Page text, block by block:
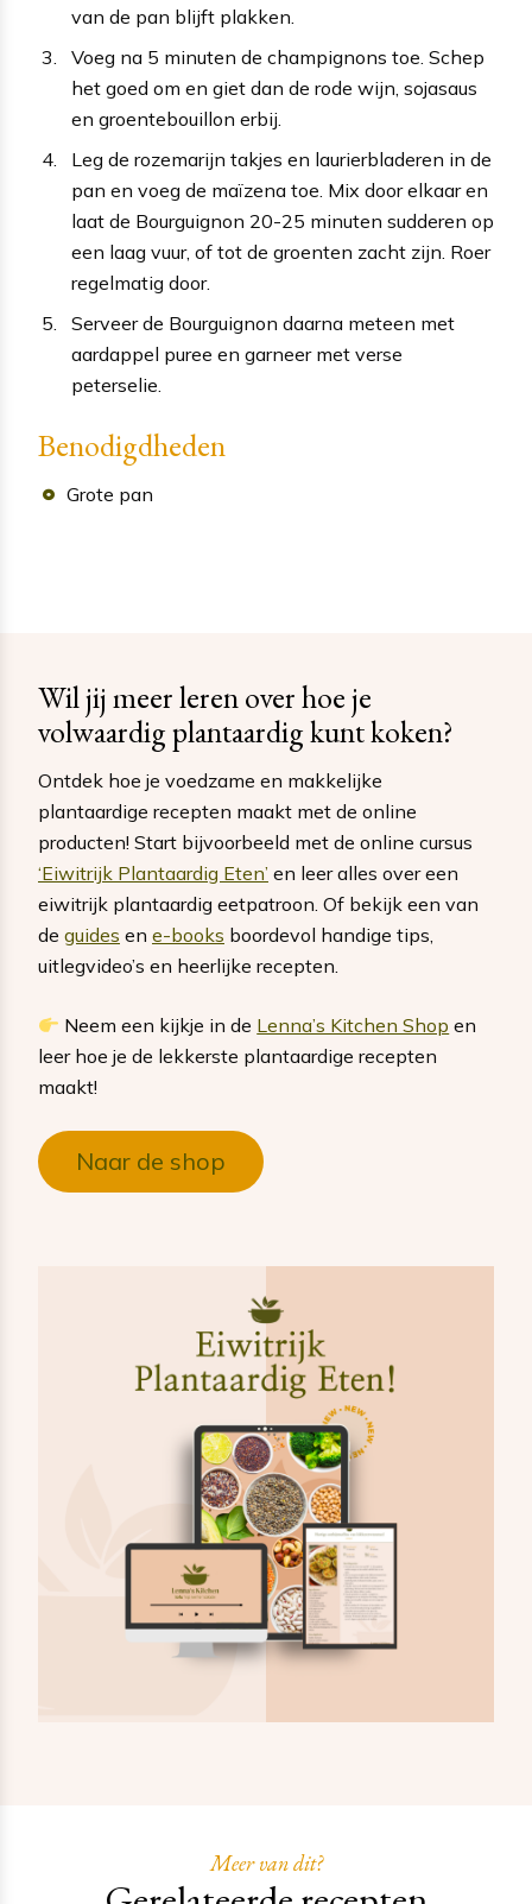
van de pan blijft plakken.
Voeg na 5 minuten de champignons toe. Schep
het goed om en giet dan de rode wijn, sojasaus
en groentebouillon erbij.
Leg de rozemarijn takjes en laurierbladeren in de
pan en voeg de maïzena toe. Mix door elkaar en
laat de Bourguignon 20-25 minuten sudderen op
een laag vuur, of tot de groenten zacht zijn. Roer
regelmatig door.
Serveer de Bourguignon daarna meteen met
aardappel puree en garneer met verse
peterselie.
Benodigdheden
Grote pan
Wil jij meer leren over hoe je
volwaardig plantaardig kunt koken?
Ontdek hoe je voedzame en makkelijke
plantaardige recepten maakt met de online
producten! Start bijvoorbeeld met de online cursus
‘Eiwitrijk Plantaardig Eten’ en leer alles over een
eiwitrijk plantaardig eetpatroon. Of bekijk een van
de guides en e-books boordevol handige tips,
uitlegvideo’s en heerlijke recepten.
Neem een kijkje in de Lenna’s Kitchen Shop en
leer hoe je de lekkerste plantaardige recepten
maakt!
Naar de shop
Meer van dit?